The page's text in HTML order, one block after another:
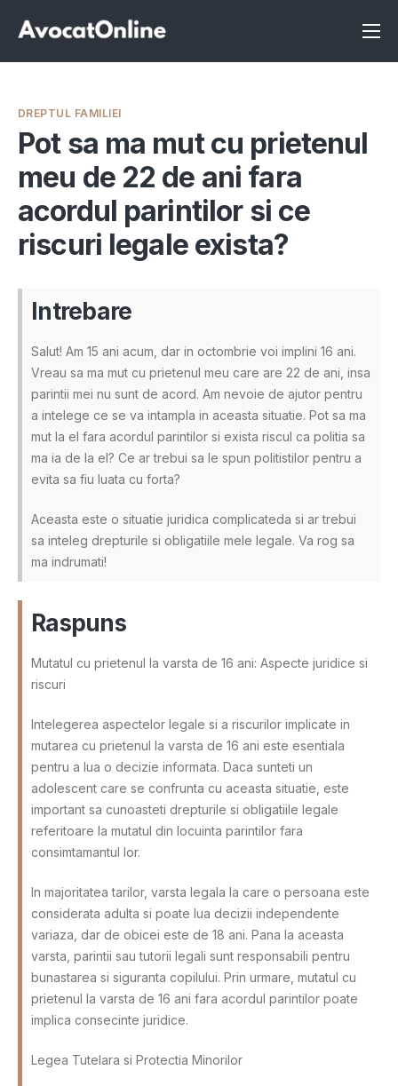
Înscrie-te ca avocat
Servicii
Despre noi
Programeaza consultanta
Intrebari
DREPTUL FAMILIEI
Pot sa ma mut cu prietenul
meu de 22 de ani fara
acordul parintilor si ce
riscuri legale exista?
Intrebare
Salut! Am 15 ani acum, dar in octombrie voi implini 16 ani.
Vreau sa ma mut cu prietenul meu care are 22 de ani, insa
parintii mei nu sunt de acord. Am nevoie de ajutor pentru
a intelege ce se va intampla in aceasta situatie. Pot sa ma
mut la el fara acordul parintilor si exista riscul ca politia sa
ma ia de la el? Ce ar trebui sa le spun politistilor pentru a
evita sa fiu luata cu forta?
Aceasta este o situatie juridica complicateda si ar trebui
sa inteleg drepturile si obligatiile mele legale. Va rog sa
ma indrumati!
Raspuns
Mutatul cu prietenul la varsta de 16 ani: Aspecte juridice si
riscuri
Intelegerea aspectelor legale si a riscurilor implicate in
mutarea cu prietenul la varsta de 16 ani este esentiala
pentru a lua o decizie informata. Daca sunteti un
adolescent care se confrunta cu aceasta situatie, este
important sa cunoasteti drepturile si obligatiile legale
referitoare la mutatul din locuinta parintilor fara
consimtamantul lor.
In majoritatea tarilor, varsta legala la care o persoana este
considerata adulta si poate lua decizii independente
variaza, dar de obicei este de 18 ani. Pana la aceasta
varsta, parintii sau tutorii legali sunt responsabili pentru
bunastarea si siguranta copilului. Prin urmare, mutatul cu
prietenul la varsta de 16 ani fara acordul parintilor poate
implica consecinte juridice.
Legea Tutelara si Protectia Minorilor